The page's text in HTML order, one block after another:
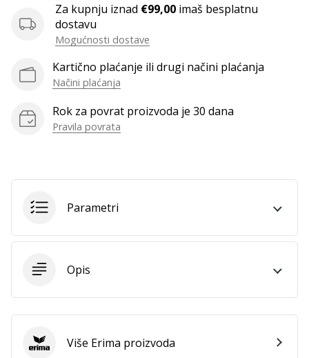
se
ambasador.
Prikaži
Za kupnju iznad €99,00 imaš besplatnu
dostavu
Mogućnosti dostave
Kartično plaćanje ili drugi načini plaćanja
Načini plaćanja
Rok za povrat proizvoda je 30 dana
Pravila povrata
Parametri
Opis
Erima Više Erima proizvoda